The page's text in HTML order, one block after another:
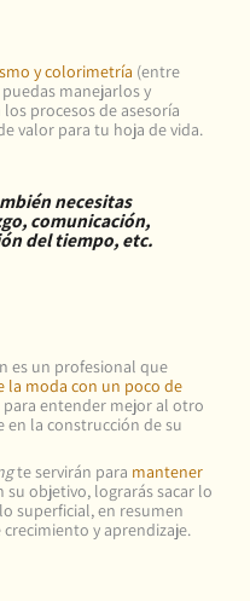
y colorimetría (entre
manejarlos y
procesos de asesoría
valor para tu hoja de vida.
necesitas
comunicación,
del tiempo, etc.
es un profesional que
la moda con un poco de
entender mejor al otro
la construcción de su
te servirán para mantener
su objetivo, lograrás sacar lo
superficial, en resumen
y aprendizaje.